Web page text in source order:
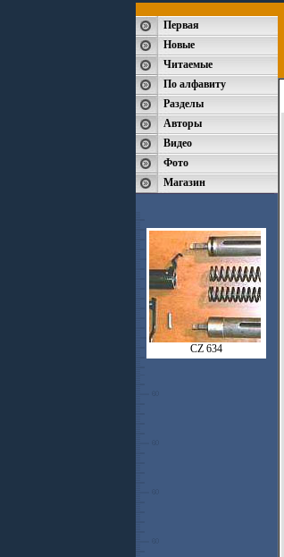
Первая
Новые
Читаемые
По алфавиту
Разделы
Авторы
Видео
Фото
Магазин
CZ 634